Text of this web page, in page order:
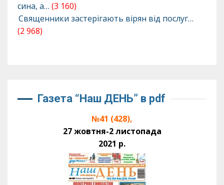
сина, а… (3 160)
Священники застерігають вірян від послуг…
(2 968)
Газета “Наш ДЕНЬ” в pdf
№41 (428),
27 жовтня-2 листопада
2021 р.